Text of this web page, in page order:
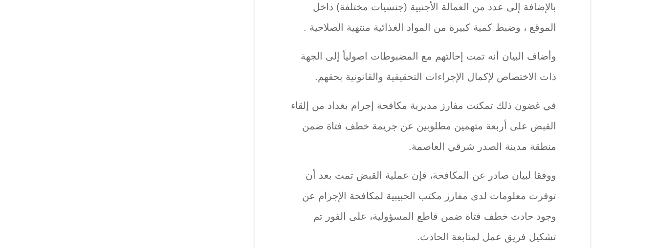
بالإضافة إلى عدد من العمالة الأجنبية (جنسيات مختلفة) داخل
الموقع ، وضبط كمية كبيرة من المواد الغذائية منتهية الصلاحية .
وأضاف البيان أنه تمت إحالتهم مع المضبوطات اصولياً إلى الجهة
ذات الاختصاص لإكمال الإجراءات التحقيقية والقانونية بحقهم.
في غضون ذلك تمكنت مفارز مديرية مكافحة إجرام بغداد من إلقاء
القبض على أربعة متهمين مطلوبين عن جريمة خطف فتاة ضمن
منطقة مدينة الصدر شرقي العاصمة.
ووفقا لبيان صادر عن المكافحة، فإن عملية القبض تمت بعد أن
توفرت معلومات لدى مفارز مكتب الحبيبية لمكافحة الإجرام عن
وجود حادث خطف فتاة ضمن قاطع المسؤولية، على الفور تم
تشكيل فريق عمل لمتابعة الحادث.